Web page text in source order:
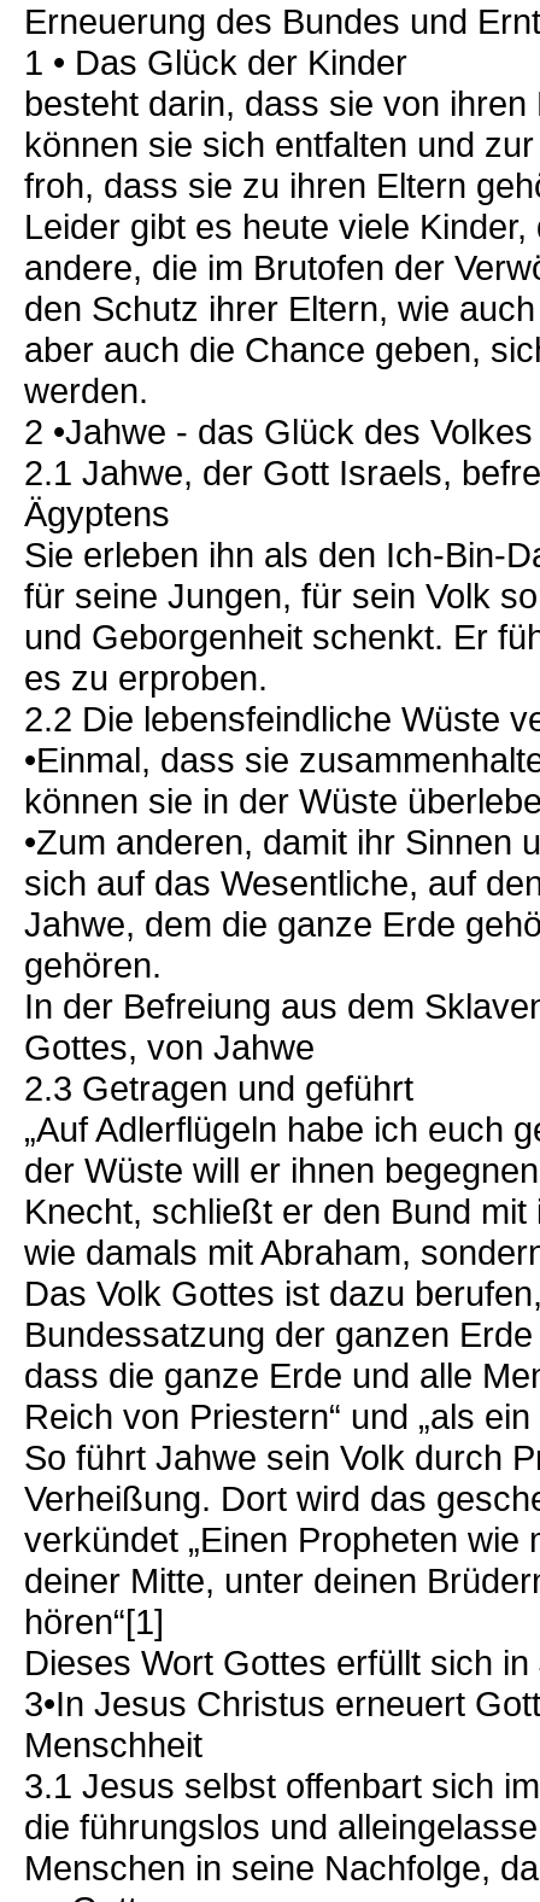
Erneuerung des Bundes und
1 • Das Glück der Kinder
besteht darin, dass sie von
können sie sich entfalten und
froh, dass sie zu ihren Eltern
Leider gibt es heute viele
andere, die im Brutofen der
den Schutz ihrer Eltern, wie
aber auch die Chance geben,
werden.
2 •Jahwe - das Glück des
2.1 Jahwe, der Gott Israels,
Ägyptens
Sie erleben ihn als den Ich-Bin-
für seine Jungen, für sein Volk
und Geborgenheit schenkt. Er
es zu erproben.
2.2 Die lebens­feindliche Wüste
•Einmal, dass sie
können sie in der Wüste
•Zum anderen, damit ihr Sinnen
sich auf das Wesentliche, auf
Jahwe, dem die ganze Erde
gehören.
In der Befreiung aus dem
Gottes, von Jahwe
2.3 Getragen und geführt
„Auf Adlerflügeln habe ich euch
der Wüste will er ihnen
Knecht, schließt er den Bund
wie damals mit Abraham,
Das Volk Gottes ist dazu
Bundessatzung der ganzen
dass die ganze Erde und alle
Reich von Priestern“ und „als
So führt Jahwe sein Volk durch
Verheißung. Dort wird das
verkündet „Einen Propheten
deiner Mitte, unter dei­nen
hören“[1]
Dieses Wort Gottes erfüllt sich
3•In Jesus Christus erneuert
Menschheit
3.1 Jesus selbst offenbart sich
die führungslos und
Menschen in seine Nachfolge,